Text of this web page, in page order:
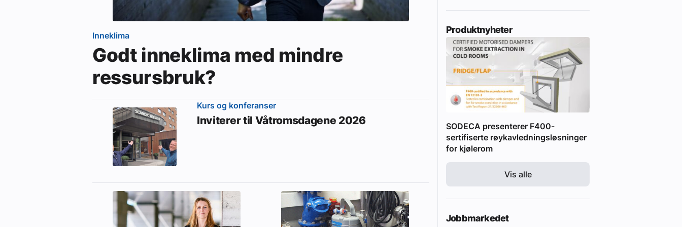
Inneklima
Godt inneklima med mindre
ressursbruk?
Kurs og konferanser
Inviterer til Våtromsdagene 2026
Produktnyheter
SODECA presenterer F400-
sertifiserte røykavledningsløsninger
for kjølerom
Vis alle
Jobbmarkedet